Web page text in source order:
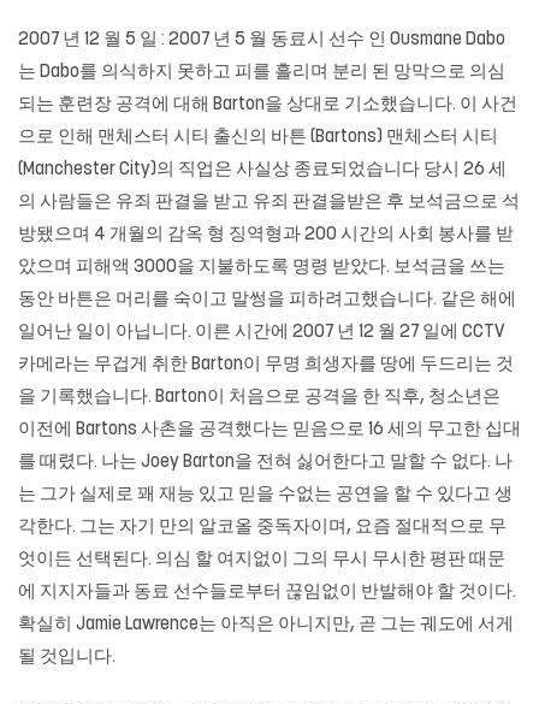
2007 년 12 월 5 일 : 2007 년 5 월 동료시 선수 인 Ousmane Dabo
는 Dabo를 의식하지 못하고 피를 흘리며 분리 된 망막으로 의심
되는 훈련장 공격에 대해 Barton을 상대로 기소했습니다. 이 사건
으로 인해 맨체스터 시티 출신의 바튼 (Bartons) 맨체스터 시티
(Manchester City)의 직업은 사실상 종료되었습니다 당시 26 세
의 사람들은 유죄 판결을 받고 유죄 판결을받은 후 보석금으로 석
방됐으며 4 개월의 감옥 형 징역형과 200 시간의 사회 봉사를 받
았으며 피해액 3000을 지불하도록 명령 받았다. 보석금을 쓰는
동안 바튼은 머리를 숙이고 말썽을 피하려고했습니다. 같은 해에
일어난 일이 아닙니다. 이른 시간에 2007 년 12 월 27 일에 CCTV
카메라는 무겁게 취한 Barton이 무명 희생자를 땅에 두드리는 것
을 기록했습니다. Barton이 처음으로 공격을 한 직후, 청소년은
이전에 Bartons 사촌을 공격했다는 믿음으로 16 세의 무고한 십대
를 때렸다. 나는 Joey Barton을 전혀 싫어한다고 말할 수 없다. 나
는 그가 실제로 꽤 재능 있고 믿을 수없는 공연을 할 수 있다고 생
각한다. 그는 자기 만의 알코올 중독자이며, 요즘 절대적으로 무
엇이든 선택된다. 의심 할 여지없이 그의 무시 무시한 평판 때문
에 지지자들과 동료 선수들로부터 끊임없이 반발해야 할 것이다.
확실히 Jamie Lawrence는 아직은 아니지만, 곧 그는 궤도에 서게
될 것입니다.